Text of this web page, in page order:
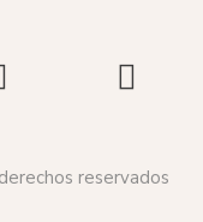
reservados